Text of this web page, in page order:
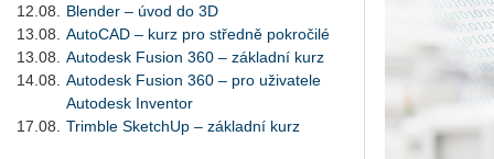
12.08.
Blender – úvod do 3D
13.08.
AutoCAD – kurz pro středně pokročilé
13.08.
Autodesk Fusion 360 – základní kurz
14.08.
Autodesk Fusion 360 – pro uživatele
Autodesk Inventor
17.08.
Trimble SketchUp – základní kurz